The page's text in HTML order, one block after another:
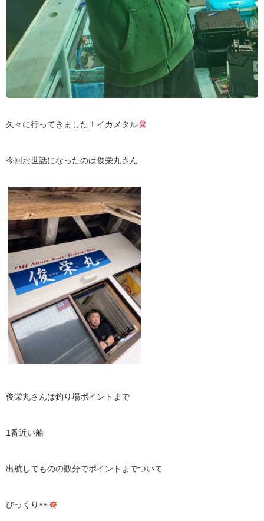
久々に行ってきました！イカメタル
今回お世話になったのは俊栄丸さん
俊栄丸さんは釣り場ポイントまで
1番近い船
出航してものの数分でポイントまでついて
びっくり